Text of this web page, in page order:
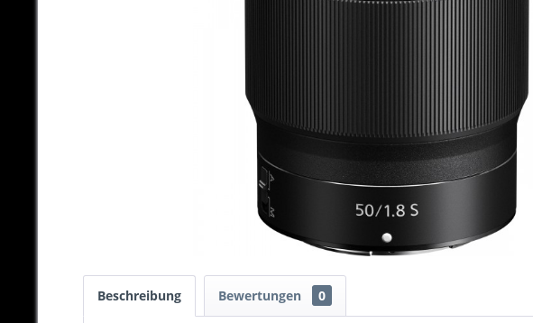
Beschreibung Bewertungen 0